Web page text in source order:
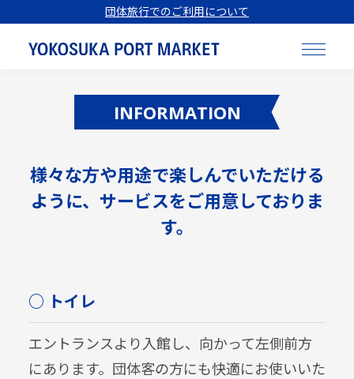
団体旅行でのご利用について
INFORMATION
様々な方や用途で楽しんでいただける
ように、サービスをご用意しておりま
す。
○ トイレ
エントランスより入館し、向かって左側前方
にあります。団体客の方にも快適にお使いいた